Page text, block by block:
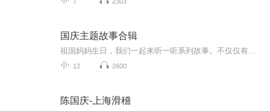
国庆主题故事合辑
12 2600
陈国庆-上海滑稽